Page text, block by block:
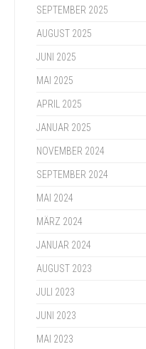
SEPTEMBER 2025
AUGUST 2025
JUNI 2025
MAI 2025
APRIL 2025
JANUAR 2025
NOVEMBER 2024
SEPTEMBER 2024
MAI 2024
MÄRZ 2024
JANUAR 2024
AUGUST 2023
JULI 2023
JUNI 2023
MAI 2023